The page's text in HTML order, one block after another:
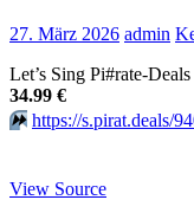
27. März 2026 admin
Let’s Sing Pi#rate-
34.99 €
⏩️ https://s.pirat.deals/
View Source